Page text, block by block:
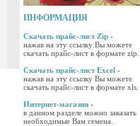
ИНФОРМАЦИЯ
Скачать прайс-лист Zip -
нажав на эту ссылку Вы можете
скачать прайс-лист в формате zip.
Скачать прайс-лист Excel -
нажав на эту ссылку Вы можете
скачать прайс-лист в формате xls.
Интернет-магазин -
в данном разделе можно заказать
необходимые Вам семена.